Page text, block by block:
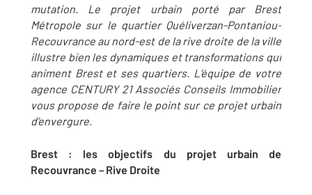
mutation. Le projet urbain porté par Brest
Métropole sur le quartier Quéliverzan-Pontaniou-
Recouvrance au nord-est de la rive droite de la ville
illustre bien les dynamiques et transformations qui
animent Brest et ses quartiers. L’équipe de votre
agence CENTURY 21 Associés Conseils Immobilier
vous propose de faire le point sur ce projet urbain
d’envergure.
Brest : les objectifs du projet urbain de
Recouvrance – Rive Droite